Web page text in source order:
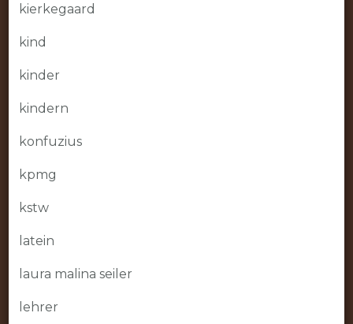
kierkegaard
kind
kinder
kindern
konfuzius
kpmg
kstw
latein
laura malina seiler
lehrer